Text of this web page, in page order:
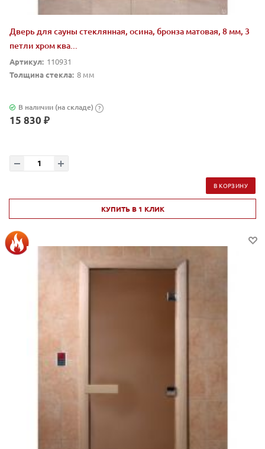
Дверь для сауны стеклянная, осина, бронза матовая, 8 мм, 3
петли хром ква...
Артикул: 110931
Толщина стекла: 8 мм
В наличии (на складе) ?
15 830 ₽
В КОРЗИНУ
КУПИТЬ В 1 КЛИК